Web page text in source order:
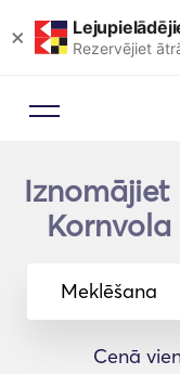
× Rezervējiet
Iznomājiet
Meklēšana
Cenā